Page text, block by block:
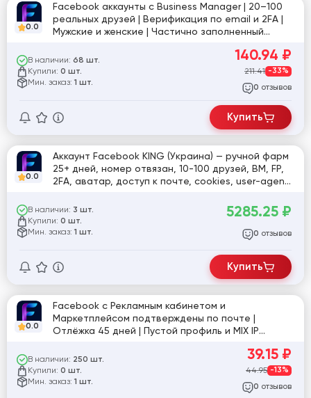
0.0
Facebook аккаунты с Business Manager | 20–100
реальных друзей | Верификация по email и 2FA |
Мужские и женские | Частично заполненный
В наличии: 68 шт.
Купили: 0 шт.
Мин. заказ: 1 шт.
140.94 ₽
211.41 -33%
0 отзывов
Купить
0.0
Аккаунт Facebook KING (Украина) — ручной фарм
25+ дней, номер отвязан, 10-100 друзей, BM, FP,
2FA, аватар, доступ к почте, cookies, user-agent,
В наличии: 3 шт.
Купили: 0 шт.
Мин. заказ: 1 шт.
5285.25 ₽
0 отзывов
Купить
0.0
Facebook с Рекламным кабинетом и
Маркетплейсом подтверждены по почте |
Отлёжка 45 дней | Пустой профиль и MIX IP
В наличии: 250 шт.
Купили: 0 шт.
Мин. заказ: 1 шт.
39.15 ₽
44.95 -13%
0 отзывов